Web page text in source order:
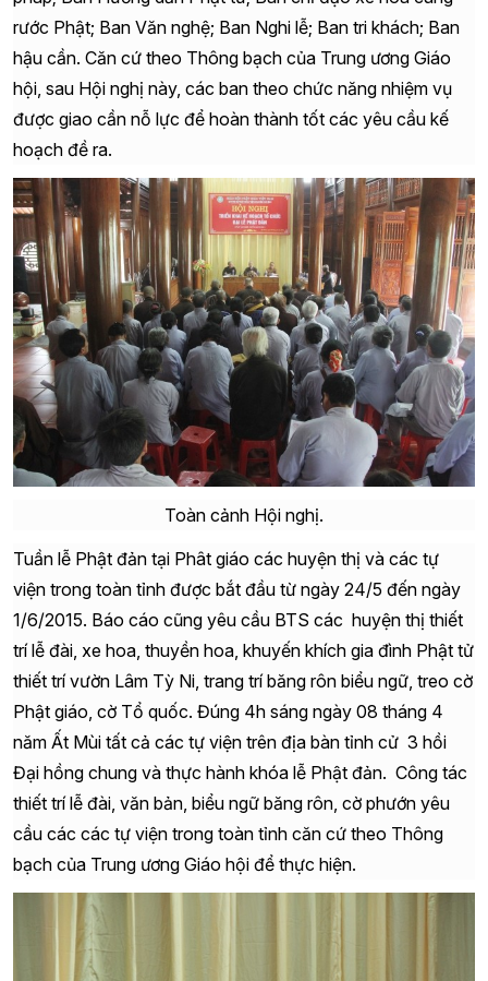
rước Phật; Ban Văn nghệ; Ban Nghi lễ; Ban tri khách; Ban
hậu cần. Căn cứ theo Thông bạch của Trung ương Giáo
hội, sau Hội nghị này, các ban theo chức năng nhiệm vụ
được giao cần nỗ lực để hoàn thành tốt các yêu cầu kế
hoạch đề ra.
Toàn cảnh Hội nghị.
Tuần lễ Phật đản tại Phât giáo các huyện thị và các tự
viện trong toàn tỉnh được bắt đầu từ ngày 24/5 đến ngày
1/6/2015. Báo cáo cũng yêu cầu BTS các huyện thị thiết
trí lễ đài, xe hoa, thuyền hoa, khuyến khích gia đình Phật tử
thiết trí vườn Lâm Tỳ Ni, trang trí băng rôn biểu ngữ, treo cờ
Phật giáo, cờ Tổ quốc. Đúng 4h sáng ngày 08 tháng 4
năm Ất Mùi tất cả các tự viện trên địa bàn tỉnh cử 3 hồi
Đại hồng chung và thực hành khóa lễ Phật đản. Công tác
thiết trí lễ đài, văn bản, biểu ngữ băng rôn, cờ phướn yêu
cầu các các tự viện trong toàn tỉnh căn cứ theo Thông
bạch của Trung ương Giáo hội để thực hiện.